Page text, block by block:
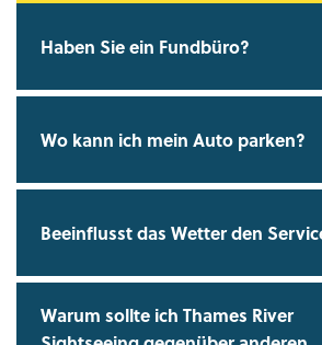
Haben Sie ein Fundbüro?
Wo kann ich mein Auto parken?
Beeinflusst das Wetter den
Warum sollte ich Thames River